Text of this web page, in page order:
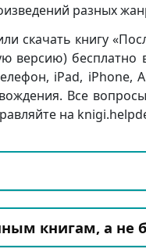
разных
скачать книгу
версию)
iPad, iPhone,
Все
на
книгам, а не